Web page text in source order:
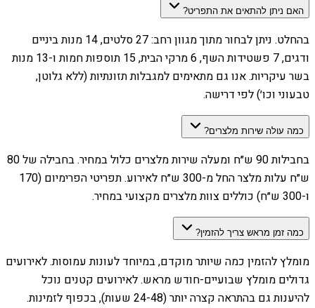
האם ניתן להתאים את התפריט?
בהחלט. ניתן לבחור מתוך מגוון רחב: 27 סלטים, 14 מנות ביניים
ודגים, 7 פשטידות השף, 6 מרקי הבית, 15 תוספות חמות ו-13 מנות
בשר עיקריות. אנו גם מתאימים למגבלות תזונתיות (ללא גלוטן,
טבעוני וכו׳) לפי דרישה.
כמה עולה שירות מלצרים?
בחבילות 90 ש״ח ומעלה שירות מלצרים כלול במחיר. בחבילה של 80
ש״ח עלות מלצר החל מ-300 ש״ח לאירוע. תפריטי הפרימיום (170
ו-300 ש״ח) כוללים צוות מלצרים מקצועי במחיר.
כמה זמן מראש צריך להזמין?
מומלץ להזמין כמה שיותר מוקדם, במיוחד לעונות עמוסות. לאירועים
גדולים מומלץ שבועיים-חודש מראש. לאירועים קטנים נוכל
להיענות גם בהתראה קצרה יותר (24-48 שעות), בכפוף לזמינות.